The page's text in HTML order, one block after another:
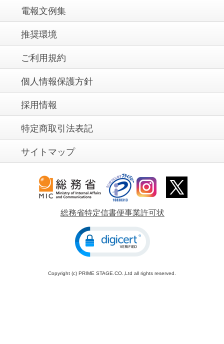
電報文例集
推奨環境
ご利用規約
個人情報保護方針
採用情報
特定商取引法表記
サイトマップ
総務省特定信書便事業許可状
Copyright (c) PRIME STAGE.CO.,Ltd all rights reserved.